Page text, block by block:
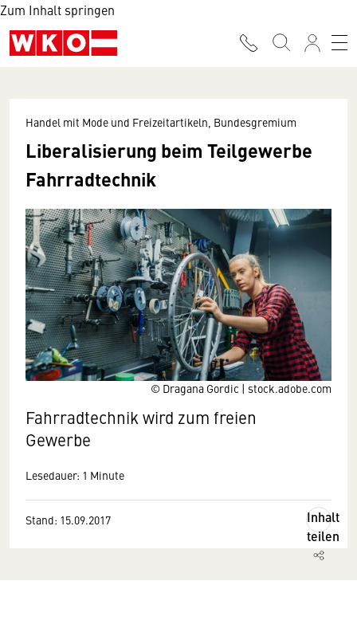
Zum Inhalt springen
© Dragana Gordic | stock.adobe.com
Handel mit Mode und Freizeitartikeln, Bundesgremium
Liberalisierung beim Teilgewerbe
Fahrradtechnik
Fahrradtechnik wird zum freien
Gewerbe
Lesedauer: 1 Minute
Stand: 15.09.2017
Inhalt
teilen